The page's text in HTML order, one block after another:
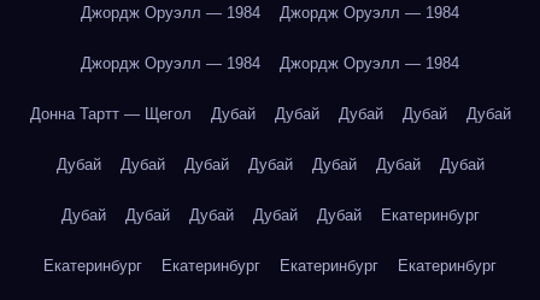
Джордж Оруэлл — 1984 Джордж Оруэлл — 1984
Джордж Оруэлл — 1984 Джордж Оруэлл — 1984
Донна Тартт — Щегол Дубай Дубай Дубай Дубай Дубай
Дубай Дубай Дубай Дубай Дубай Дубай Дубай
Дубай Дубай Дубай Дубай Дубай Екатеринбург
Екатеринбург Екатеринбург Екатеринбург Екатеринбург